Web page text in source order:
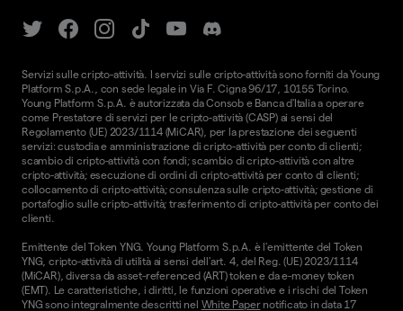
Servizi sulle cripto-attività. I servizi sulle cripto-attività sono forniti da Young
Platform S.p.A., con sede legale in Via F. Cigna 96/17, 10155 Torino.
Young Platform S.p.A. è autorizzata da Consob e Banca d'Italia a operare
come Prestatore di servizi per le cripto-attività (CASP) ai sensi del
Regolamento (UE) 2023/1114 (MiCAR), per la prestazione dei seguenti
servizi: custodia e amministrazione di cripto-attività per conto di clienti;
scambio di cripto-attività con fondi; scambio di cripto-attività con altre
cripto-attività; esecuzione di ordini di cripto-attività per conto di clienti;
collocamento di cripto-attività; consulenza sulle cripto-attività; gestione di
portafoglio sulle cripto-attività; trasferimento di cripto-attività per conto dei
clienti.
Emittente del Token YNG. Young Platform S.p.A. è l'emittente del Token
YNG, cripto-attività di utilità ai sensi dell'art. 4, del Reg. (UE) 2023/1114
(MiCAR), diversa da asset-referenced (ART) token e da e-money token
(EMT). Le caratteristiche, i diritti, le funzioni operative e i rischi del Token
YNG sono integralmente descritti nel White Papernotificato in data 17